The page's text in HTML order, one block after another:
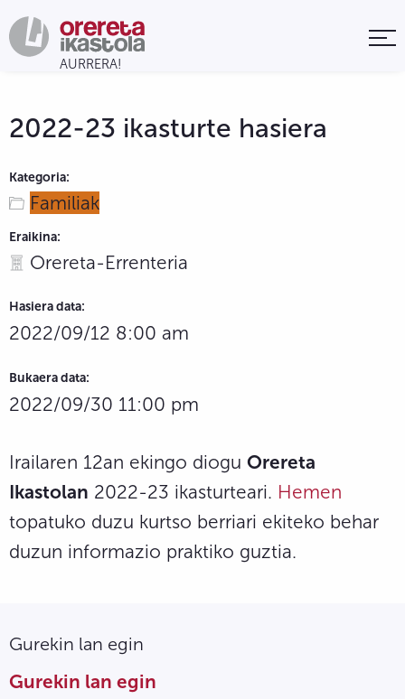
2022-23 ikasturte hasiera
Kategoria:
Familiak
Eraikina:
Orereta-Errenteria
Hasiera data:
2022/09/12 8:00 am
Bukaera data:
2022/09/30 11:00 pm
Irailaren 12an ekingo diogu Orereta
Ikastolan 2022-23 ikasturteari. Hemen
topatuko duzu kurtso berriari ekiteko behar
duzun informazio praktiko guztia.
Gurekin lan egin
Gurekin lan egin